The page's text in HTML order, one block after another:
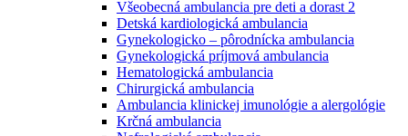
Všeobecná ambulancia pre deti a dorast 2
Detská kardiologická ambulancia
Gynekologicko – pôrodnícka ambulancia
Gynekologická príjmová ambulancia
Hematologická ambulancia
Chirurgická ambulancia
Ambulancia klinickej imunológie a alergológie
Krčná ambulancia